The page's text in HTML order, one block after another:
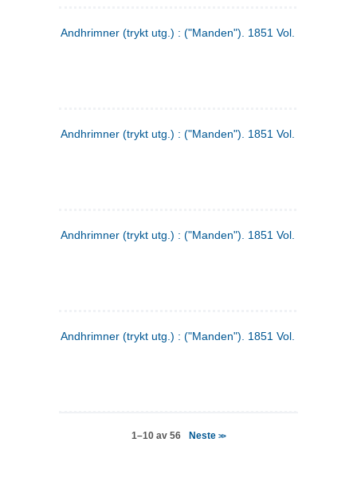
Andhrimner (trykt utg.) : ("Manden"). 1851 Vol. 1 Nr. 3
Andhrimner (trykt utg.) : ("Manden"). 1851 Vol. 2 Nr. 4
Andhrimner (trykt utg.) : ("Manden"). 1851 Vol. 2 Nr. 6
Andhrimner (trykt utg.) : ("Manden"). 1851 Vol. 1 Nr. 6
1–10 av 56 Neste>>